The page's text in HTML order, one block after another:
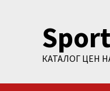
содержимому
КАТАЛОГ ЦЕН